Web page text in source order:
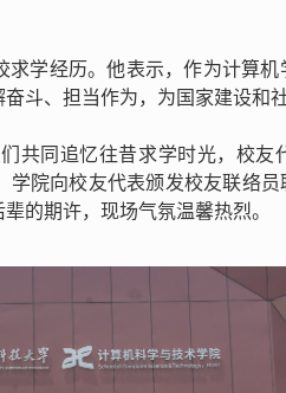
学经历。他表示，作为计算
斗、担当作为，为国家建设和
共同追忆往昔求学时光，校友
院向校友代表颁发校友联络员
的期许，现场气氛温馨热烈。